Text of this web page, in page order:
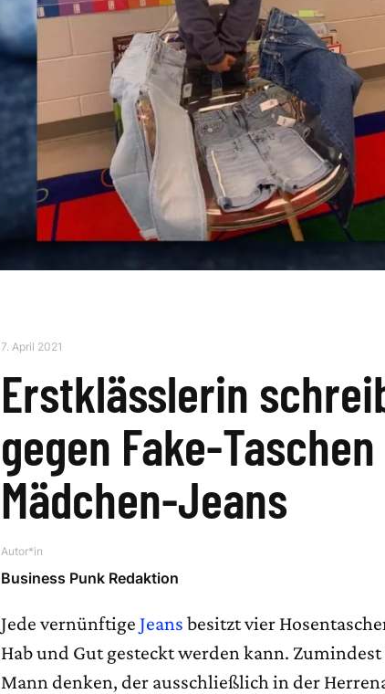
7. April 2021
Erstklässlerin
gegen Fake-
Mädchen-Jeans
Autor*in
Business Punk Redaktion
Jede vernünftige Jeans besitzt vier
Hab und Gut gesteckt werden kann.
Mann denken, der ausschließlich in der